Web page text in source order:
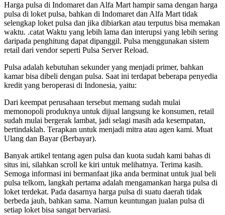
Harga pulsa di Indomaret dan Alfa Mart hampir sama dengan harga
pulsa di loket pulsa, bahkan di Indomaret dan Alfa Mart tidak
selengkap loket pulsa dan jika dibiarkan atau terputus bisa memakan
waktu. .catat Waktu yang lebih lama dan interupsi yang lebih sering
daripada penghitung dapat dipanggil. Pulsa menggunakan sistem
retail dari vendor seperti Pulsa Server Reload.
Pulsa adalah kebutuhan sekunder yang menjadi primer, bahkan
kamar bisa dibeli dengan pulsa. Saat ini terdapat beberapa penyedia
kredit yang beroperasi di Indonesia, yaitu:
Dari keempat perusahaan tersebut memang sudah mulai
memonopoli produknya untuk dijual langsung ke konsumen, retail
sudah mulai bergerak lambat, jadi selagi masih ada kesempatan,
bertindaklah. Terapkan untuk menjadi mitra atau agen kami. Muat
Ulang dan Bayar (Berbayar).
Banyak artikel tentang agen pulsa dan kuota sudah kami bahas di
situs ini, silahkan scroll ke kiri untuk melihatnya. Terima kasih.
Semoga informasi ini bermanfaat jika anda berminat untuk jual beli
pulsa telkom, langkah pertama adalah mengamankan harga pulsa di
loket terdekat. Pada dasarnya harga pulsa di suatu daerah tidak
berbeda jauh, bahkan sama. Namun keuntungan jualan pulsa di
setiap loket bisa sangat bervariasi.